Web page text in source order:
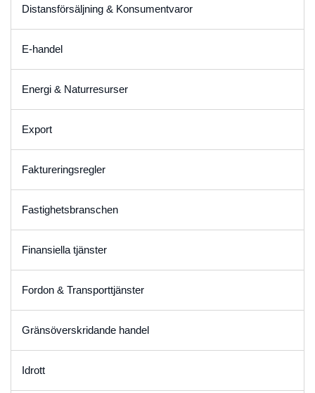
Distansförsäljning & Konsumentvaror
E-handel
Energi & Naturresurser
Export
Faktureringsregler
Fastighetsbranschen
Finansiella tjänster
Fordon & Transporttjänster
Gränsöverskridande handel
Idrott